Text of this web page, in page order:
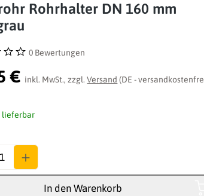
Rohrhalter DN 160 mm
Bewertung von 0 von 5 Sternen
0 Bewertungen
€ inkl. MwSt., zzgl.Versand (DE - versandkostenfrei
lieferbar
In den Warenkorb